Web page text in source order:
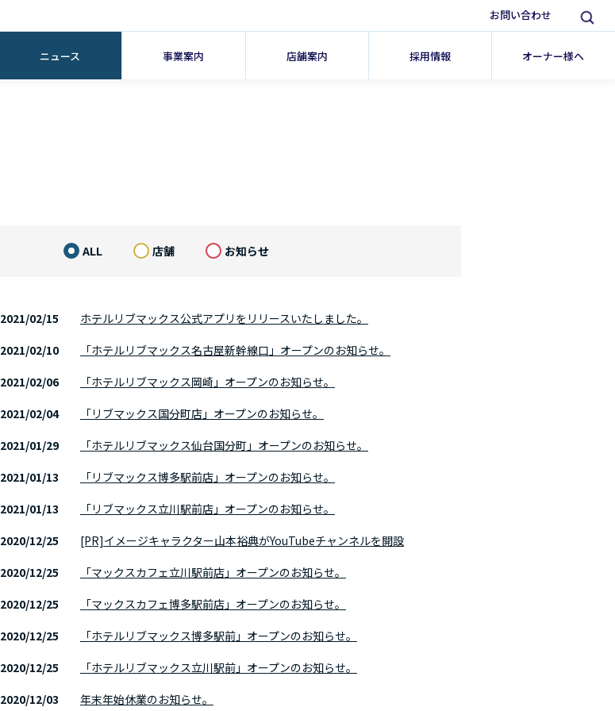
ニュース 事業案内 店舗案内 採用情報 オーナー様へ
お問い合わせ
ALL 店舗 お知らせ
2021/02/15 ホテルリブマックス公式アプリをリリースいたしました。
2021/02/10 「ホテルリブマックス名古屋新幹線口」オープンのお知らせ。
2021/02/06 「ホテルリブマックス岡崎」オープンのお知らせ。
2021/02/04 「リブマックス国分町店」オープンのお知らせ。
2021/01/29 「ホテルリブマックス仙台国分町」オープンのお知らせ。
2021/01/13 「リブマックス博多駅前店」オープンのお知らせ。
2021/01/13 「リブマックス立川駅前店」オープンのお知らせ。
2020/12/25 [PR]イメージキャラクター山本裕典がYouTubeチャンネルを開設
2020/12/25 「マックスカフェ立川駅前店」オープンのお知らせ。
2020/12/25 「マックスカフェ博多駅前店」オープンのお知らせ。
2020/12/25 「ホテルリブマックス博多駅前」オープンのお知らせ。
2020/12/25 「ホテルリブマックス立川駅前」オープンのお知らせ。
2020/12/03 年末年始休業のお知らせ。